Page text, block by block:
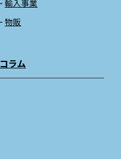
輸入事業
物販
コラム